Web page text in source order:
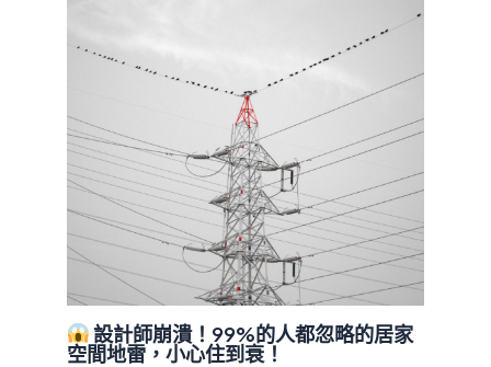
設計師崩潰！99%的人都忽略的居家
空間地雷，小心住到衰！